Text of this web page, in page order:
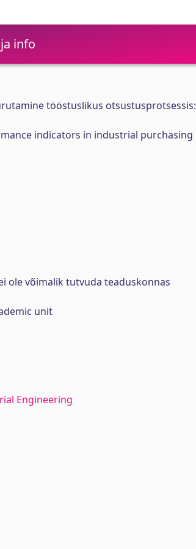
info
tööstuslikus otsustusprotsessis:
indicators in industrial purchasing
ole võimalik tutvuda teaduskonnas
unit
Engineering